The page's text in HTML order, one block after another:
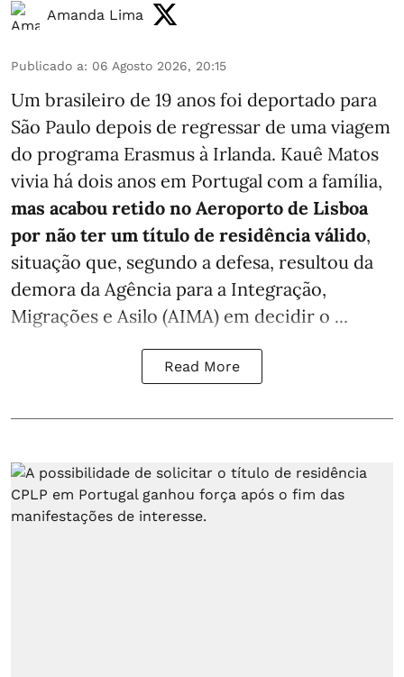
Amanda Lima
Publicado a: 06 Agosto 2026, 20:15
Um brasileiro de 19 anos foi deportado para
São Paulo depois de regressar de uma viagem
do programa Erasmus à Irlanda. Kauê Matos
vivia há dois anos em Portugal com a família,
mas acabou retido no Aeroporto de Lisboa
por não ter um título de residência válido,
situação que, segundo a defesa, resultou da
demora da Agência para a Integração,
Migrações e Asilo (AIMA) em decidir o ...
Read More